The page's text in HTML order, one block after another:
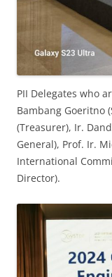
PII Delegates who
Bambang Goeritno
(Treasurer), Ir.
General), Prof. Ir.
International
Director).